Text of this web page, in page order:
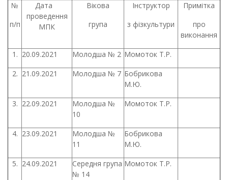
№
п/п
Дата
проведення
МПК
Вікова
група
Інструктор
з фізкультури
Примітка
про
виконання
1. 20.09.2021 Молодша № 2 Момоток Т.Р.
2. 21.09.2021 Молодша № 7 Бобрикова
М.Ю.
3. 22.09.2021
Молодша №
10
Момоток Т.Р.
4. 23.09.2021
Молодша №
11
Бобрикова
М.Ю.
5. 24.09.2021
Середня група
№ 14
Момоток Т.Р.